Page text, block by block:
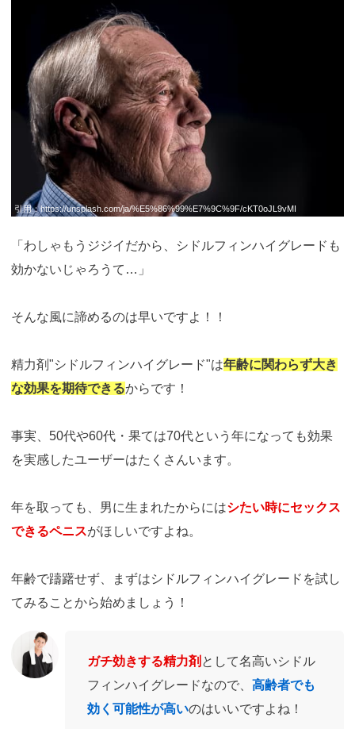
引用：https://unsplash.com/ja/%E5%86%99%E7%9C%9F/cKT0oJL9vMI
「わしゃもうジジイだから、シドルフィンハイグレードも
効かないじゃろうて…」
そんな風に諦めるのは早いですよ！！
精力剤"シドルフィンハイグレード"は年齢に関わらず大き
な効果を期待できるからです！
事実、50代や60代・果ては70代という年になっても効果
を実感したユーザーはたくさんいます。
年を取っても、男に生まれたからにはシたい時にセックス
できるペニスがほしいですよね。
年齢で躊躇せず、まずはシドルフィンハイグレードを試し
てみることから始めましょう！
ガチ効きする精力剤 として名高いシドル
フィンハイグレードなので、 高齢者でも
効く可能性が高いのはいいですよね！